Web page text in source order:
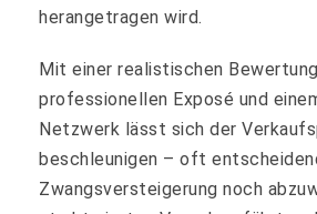
herangetragen wird.
Mit einer realistischen
professionellen Exposé und
Netzwerk lässt sich der
beschleunigen – oft
Zwangsversteigerung noch